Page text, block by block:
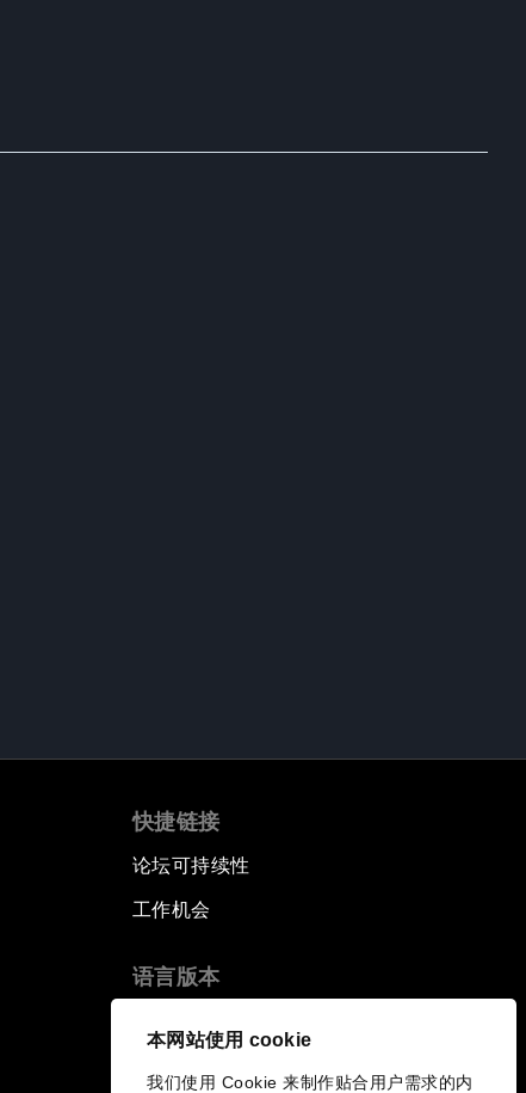
本网站使用 cookie
我们使用 Cookie 来制作贴合用户需求的内
快捷链接
论坛可持续性
工作机会
语言版本